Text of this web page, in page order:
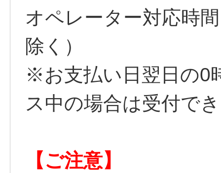
オペレーター対応時
除く）
※お支払い日翌日の0
ス中の場合は受付で
【ご注意】